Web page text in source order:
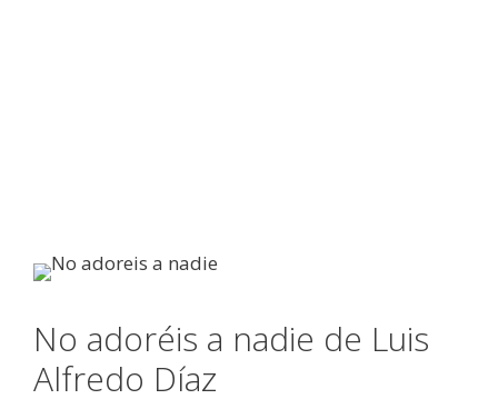
No adoréis a nadie de Luis
Alfredo Díaz